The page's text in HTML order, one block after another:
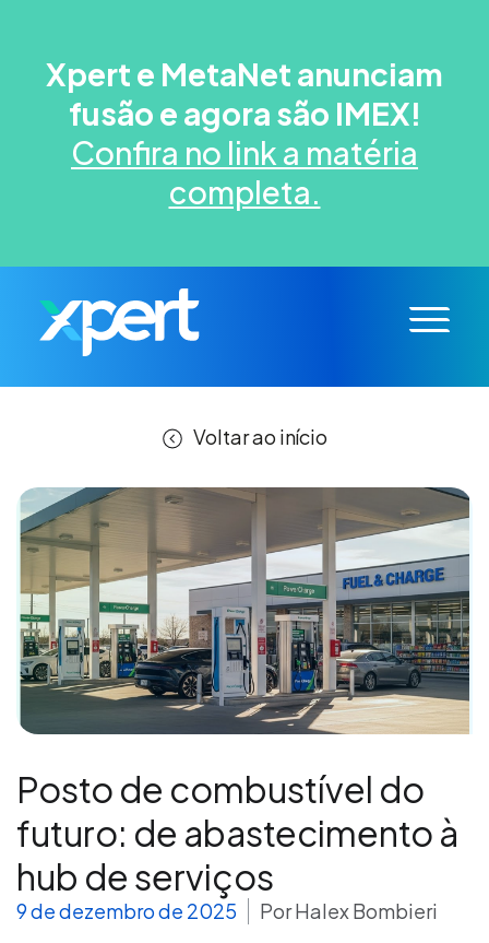
Xpert e MetaNet anunciam
fusão e agora são IMEX!
Confira no link a matéria
completa.
Voltar ao início
Posto de combustível do
futuro: de abastecimento à
hub de serviços
9 de dezembro de 2025 PorHalex Bombieri